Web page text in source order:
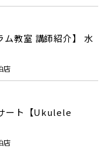
ム教室 講師紹介】 水
店
ート【Ukulele
店